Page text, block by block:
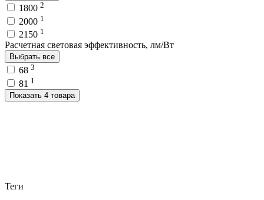
1800 2
2000 1
2150 1
Расчетная световая эффективность, лм/Вт
Выбрать все
68 3
81 1
Показать 4 товара
Теги